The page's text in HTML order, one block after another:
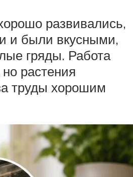
развивались,
и были вкусными,
гряды. Работа
растения
труды хорошим